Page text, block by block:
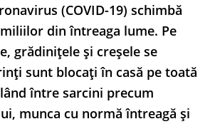
(COVID-19) schimbă
din întreaga lume. Pe
grădinițele și creșele se
sunt blocați în casă pe toată
între sarcini precum
munca cu normă întreagă și